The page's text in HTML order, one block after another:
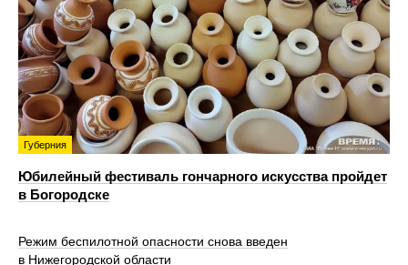
Губерния
Юбилейный фестиваль гончарного искусства пройдет
в Богородске
Режим беспилотной опасности снова введен
в Нижегородской области